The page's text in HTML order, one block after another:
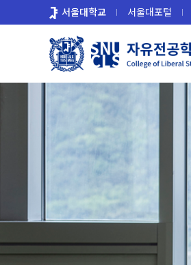
로
서울대학교 서울대포털